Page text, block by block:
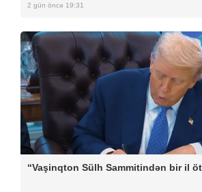
2 gün öncə 19:31
“Vaşinqton Sülh Sammitindən bir il